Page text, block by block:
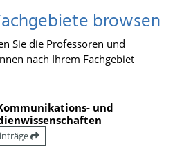
browsen
Sie die Professoren und
nach Ihrem Fachgebiet
und